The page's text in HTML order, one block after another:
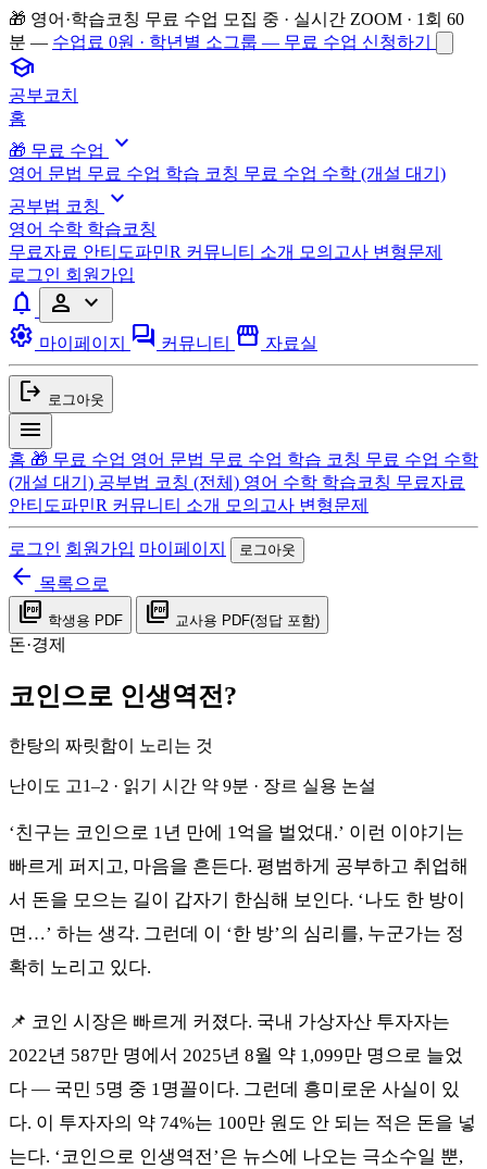
🎁 영어·학습코칭 무료 수업 모집 중 · 실시간 ZOOM · 1회 60
분 — 수업료 0원 · 학년별 소그룹 — 무료 수업 신청하기
school
공부코치
홈
🎁 무료 수업
expand_more
영어 문법 무료 수업 학습 코칭 무료 수업 수학 (개설 대기)
공부법 코칭
expand_more
영어 수학 학습코칭
무료자료 안티도파민R 커뮤니티 소개 모의고사 변형문제
로그인 회원가입
notifications person expand_more
settings 마이페이지 forum 커뮤니티 storefront 자료실
logout 로그아웃
menu
홈 🎁 무료 수업 영어 문법 무료 수업 학습 코칭 무료 수업 수학
(개설 대기) 공부법 코칭 (전체) 영어 수학 학습코칭 무료자료
안티도파민R 커뮤니티 소개 모의고사 변형문제
로그인 회원가입 마이페이지 로그아웃
arrow_back 목록으로
picture_as_pdf 학생용 PDF picture_as_pdf 교사용 PDF(정답 포함)
돈·경제
코인으로 인생역전?
한탕의 짜릿함이 노리는 것
난이도 고1–2 · 읽기 시간 약 9분 · 장르 실용 논설
‘친구는 코인으로 1년 만에 1억을 벌었대.’ 이런 이야기는
빠르게 퍼지고, 마음을 흔든다. 평범하게 공부하고 취업해
서 돈을 모으는 길이 갑자기 한심해 보인다. ‘나도 한 방이
면…’ 하는 생각. 그런데 이 ‘한 방’의 심리를, 누군가는 정
확히 노리고 있다.
📌 코인 시장은 빠르게 커졌다. 국내 가상자산 투자자는
2022년 587만 명에서 2025년 8월 약 1,099만 명으로 늘었
다 — 국민 5명 중 1명꼴이다. 그런데 흥미로운 사실이 있
다. 이 투자자의 약 74%는 100만 원도 안 되는 적은 돈을 넣
는다. ‘코인으로 인생역전’은 뉴스에 나오는 극소수일 뿐,